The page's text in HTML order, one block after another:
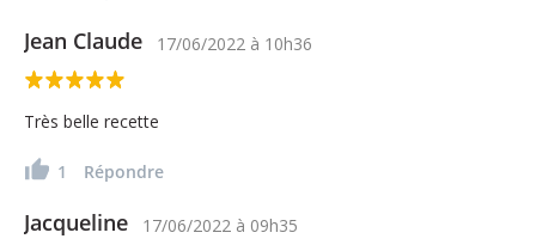
Jean Claude 17/06/2022 à 10h36
Très belle recette
1 Répondre
Jacqueline 17/06/2022 à 09h35